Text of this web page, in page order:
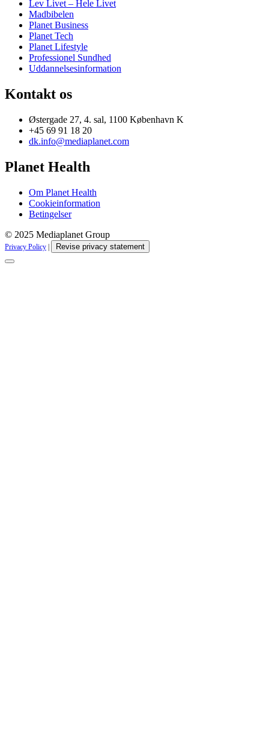
Lev Livet – Hele Livet
Madbibelen
Planet Business
Planet Tech
Planet Lifestyle
Professionel Sundhed
Uddannelsesinformation
Kontakt os
Østergade 27, 4. sal, 1100 København K
+45 69 91 18 20
dk.info@mediaplanet.com
Planet Health
Om Planet Health
Cookieinformation
Betingelser
© 2025 Mediaplanet Group
Privacy Policy | Revise privacy statement